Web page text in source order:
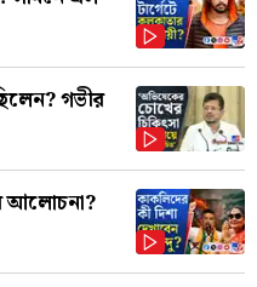
গভীর
আলোচনা?